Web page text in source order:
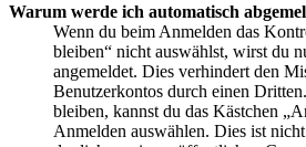
Warum werde ich automatisch
Wenn du beim Anmelden das
bleiben“ nicht auswählst, wirst du
angemeldet. Dies verhindert den
Benutzerkontos durch einen
bleiben, kannst du das Kästchen
Anmelden auswählen. Dies ist